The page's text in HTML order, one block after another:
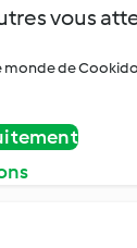
vous
monde de